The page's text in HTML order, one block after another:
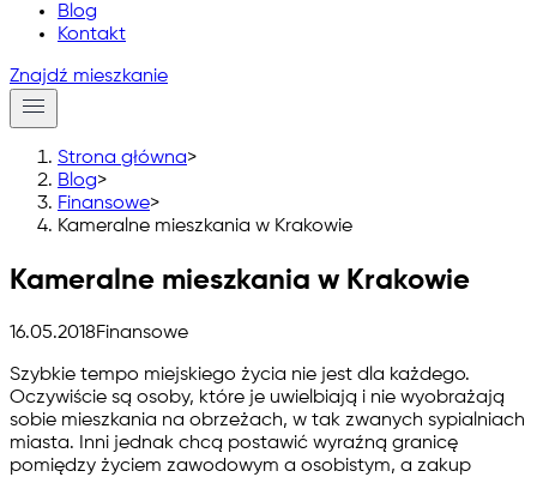
Blog
Kontakt
Znajdź mieszkanie
Strona główna>
Blog>
Finansowe>
Kameralne mieszkania w Krakowie
Kameralne mieszkania w Krakowie
16.05.2018Finansowe
Szybkie tempo miejskiego życia nie jest dla każdego.
Oczywiście są osoby, które je uwielbiają i nie wyobrażają
sobie mieszkania na obrzeżach, w tak zwanych sypialniach
miasta. Inni jednak chcą postawić wyraźną granicę
pomiędzy życiem zawodowym a osobistym, a zakup